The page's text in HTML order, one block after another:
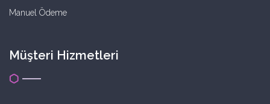
Manuel Ödeme
Müşteri Hizmetleri